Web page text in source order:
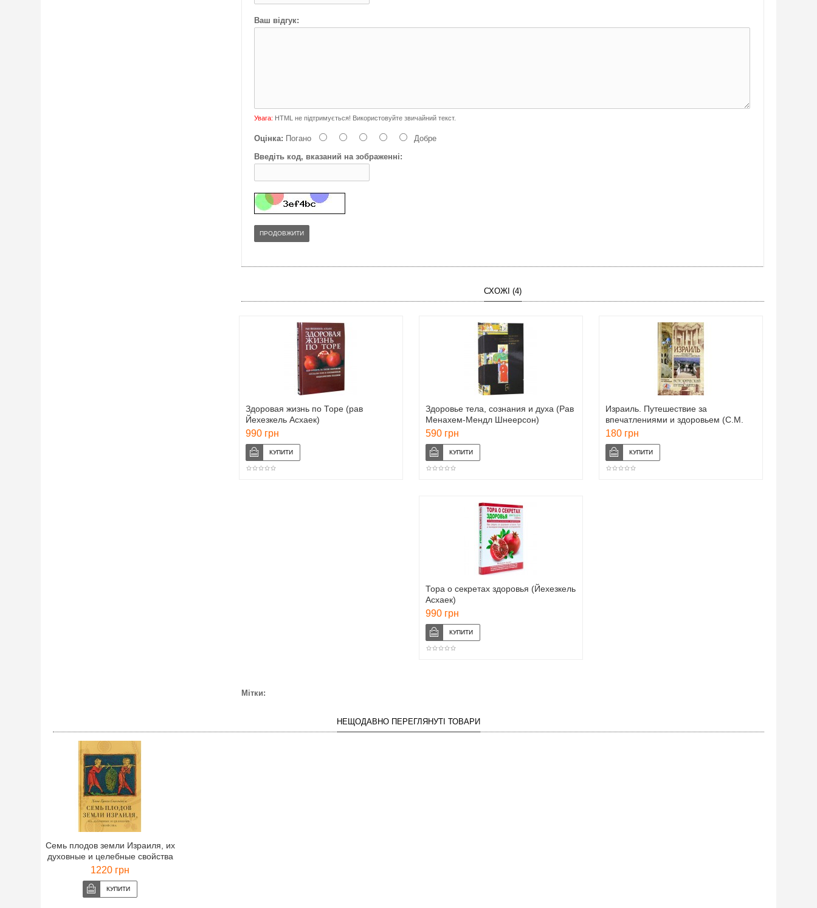
Ваш відгук:
Увага: HTML не підтримується! Використовуйте звичайний текст.
Оцінка: Погано
Добре
Введіть код, вказаний на зображенні:
ПРОДОВЖИТИ
СХОЖІ (4)
Здоровая жизнь по Торе (рав
Йехезкель Асхаек)
990 грн
Здоровье тела, сознания и духа (Рав
Менахем-Мендл Шнеерсон)
590 грн
Израиль. Путешествие за
впечатлениями и здоровьем (С.М.
Бурыгин, Н.Н. Непомнящий)
180 грн
Тора о секретах здоровья (Йехезкель
Асхаек)
990 грн
Мітки:
НЕЩОДАВНО ПЕРЕГЛЯНУТІ ТОВАРИ
Семь плодов земли Израиля, их
духовные и целебные свойства
(Хана-Браха Сигельбаум)
1220 грн